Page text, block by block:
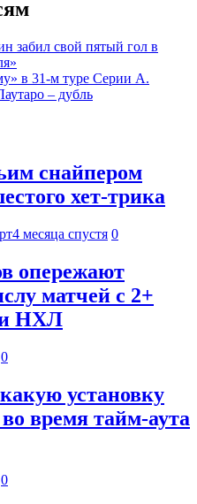
забил свой пятый гол в
в 31-м туре Серии А.
– дубль
снайпером
хет-трика
4 месяца спустя 0
опережают
матчей с 2+
НХЛ
0
установку
время тайм-аута
0